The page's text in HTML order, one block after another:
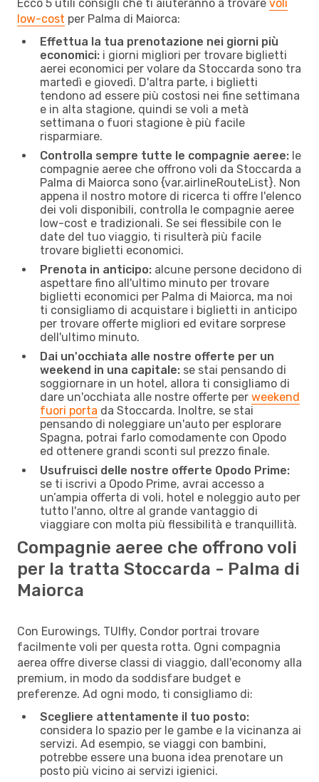
Ecco 5 utili consigli che ti aiuteranno a trovare voli
low-cost per Palma di Maiorca:
Effettua la tua prenotazione nei giorni più
economici: i giorni migliori per trovare biglietti
aerei economici per volare da Stoccarda sono tra
martedì e giovedì. D'altra parte, i biglietti
tendono ad essere più costosi nei fine settimana
e in alta stagione, quindi se voli a metà
settimana o fuori stagione è più facile
risparmiare.
Controlla sempre tutte le compagnie aeree: le
compagnie aeree che offrono voli da Stoccarda a
Palma di Maiorca sono {​var.airlineRouteList}. Non
appena il nostro motore di ricerca ti offre l'elenco
dei voli disponibili, controlla le compagnie aeree
low-cost e tradizionali. Se sei flessibile con le
date del tuo viaggio, ti risulterà più facile
trovare biglietti economici.
Prenota in anticipo: alcune persone decidono di
aspettare fino all'ultimo minuto per trovare
biglietti economici per Palma di Maiorca, ma noi
ti consigliamo di acquistare i biglietti in anticipo
per trovare offerte migliori ed evitare sorprese
dell'ultimo minuto.
Dai un'occhiata alle nostre offerte per un
weekend in una capitale: se stai pensando di
soggiornare in un hotel, allora ti consigliamo di
dare un'occhiata alle nostre offerte per weekend
fuori porta da Stoccarda. Inoltre, se stai
pensando di noleggiare un'auto per esplorare
Spagna, potrai farlo comodamente con Opodo
ed ottenere grandi sconti sul prezzo finale.
Usufruisci delle nostre offerte Opodo Prime:
se ti iscrivi a Opodo Prime, avrai accesso a
un’ampia offerta di voli, hotel e noleggio auto per
tutto l'anno, oltre al grande vantaggio di
viaggiare con molta più flessibilità e tranquillità.
Compagnie aeree che offrono voli
per la tratta Stoccarda - Palma di
Maiorca
Con Eurowings, TUIfly, Condor portrai trovare
facilmente voli per questa rotta. Ogni compagnia
aerea offre diverse classi di viaggio, dall'economy alla
premium, in modo da soddisfare budget e
preferenze. Ad ogni modo, ti consigliamo di:
Scegliere attentamente il tuo posto:
considera lo spazio per le gambe e la vicinanza ai
servizi. Ad esempio, se viaggi con bambini,
potrebbe essere una buona idea prenotare un
posto più vicino ai servizi igienici.